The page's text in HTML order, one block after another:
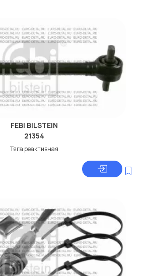
FEBI BILSTEIN
21354
Тяга реактивная